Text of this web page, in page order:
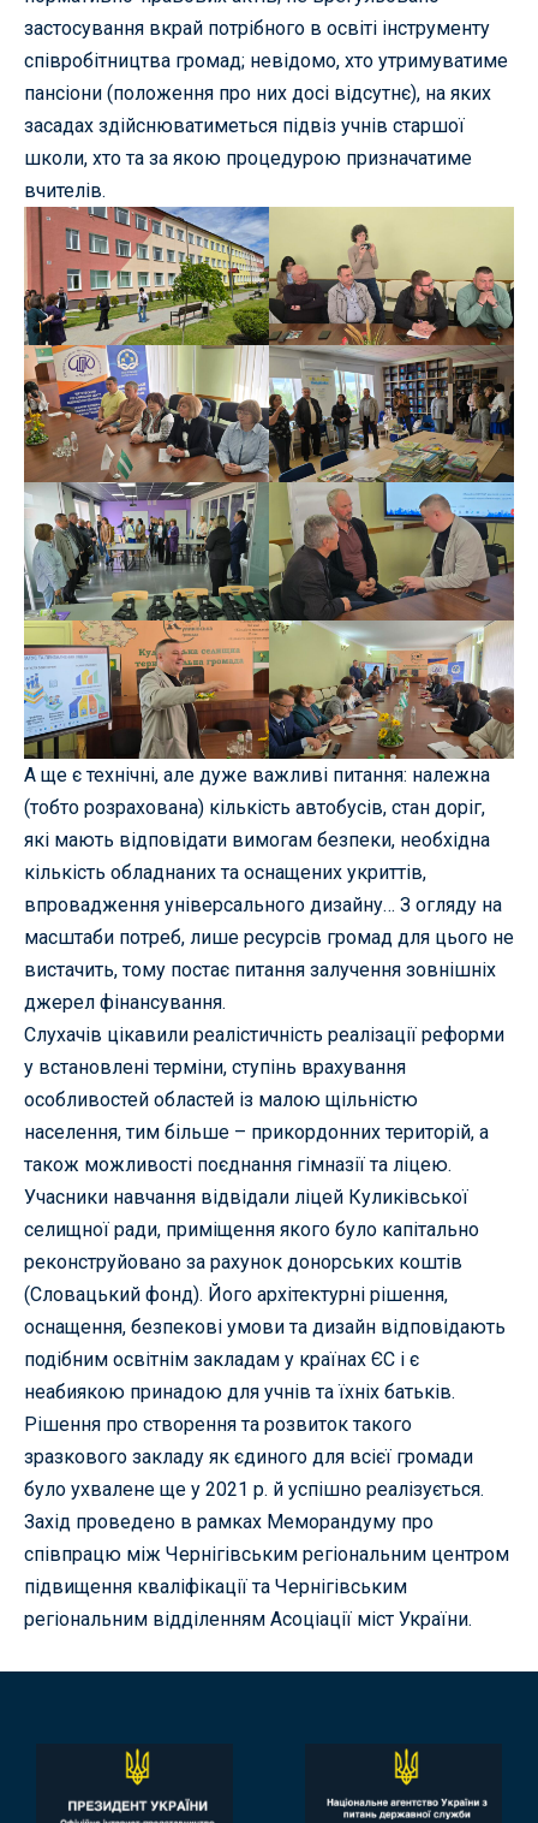
застосування вкрай потрібного в освіті інструменту
співробітництва громад; невідомо, хто утримуватиме
пансіони (положення про них досі відсутнє), на яких
засадах здійснюватиметься підвіз учнів старшої
школи, хто та за якою процедурою призначатиме
вчителів.
А ще є технічні, але дуже важливі питання: належна
(тобто розрахована) кількість автобусів, стан доріг,
які мають відповідати вимогам безпеки, необхідна
кількість обладнаних та оснащених укриттів,
впровадження універсального дизайну… З огляду на
масштаби потреб, лише ресурсів громад для цього не
вистачить, тому постає питання залучення зовнішніх
джерел фінансування.
Слухачів цікавили реалістичність реалізації реформи
у встановлені терміни, ступінь врахування
особливостей областей із малою щільністю
населення, тим більше – прикордонних територій, а
також можливості поєднання гімназії та ліцею.
Учасники навчання відвідали ліцей Куликівської
селищної ради, приміщення якого було капітально
реконструйовано за рахунок донорських коштів
(Словацький фонд). Його архітектурні рішення,
оснащення, безпекові умови та дизайн відповідають
подібним освітнім закладам у країнах ЄС і є
неабиякою принадою для учнів та їхніх батьків.
Рішення про створення та розвиток такого
зразкового закладу як єдиного для всієї громади
було ухвалене ще у 2021 р. й успішно реалізується.
Захід проведено в рамках Меморандуму про
співпрацю між Чернігівським регіональним центром
підвищення кваліфікації та Чернігівським
регіональним відділенням Асоціації міст України.